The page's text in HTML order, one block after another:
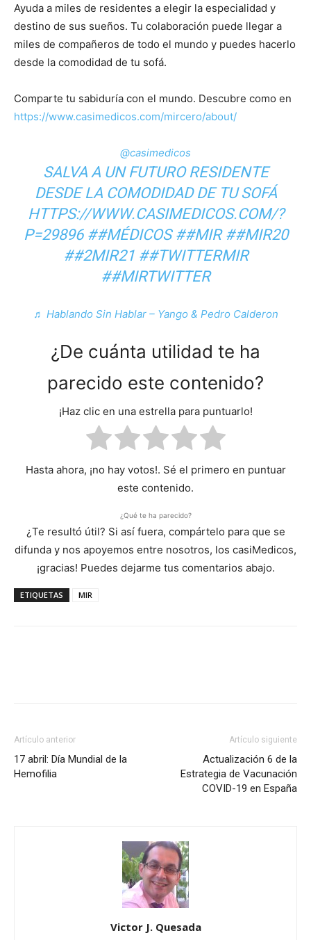
Ayuda a miles de residentes a elegir la especialidad y
destino de sus sueños. Tu colaboración puede llegar a
miles de compañeros de todo el mundo y puedes hacerlo
desde la comodidad de tu sofá.
Comparte tu sabiduría con el mundo. Descubre como en
https://www.casimedicos.com/mircero/about/
@casimedicos
SALVA A UN FUTURO RESIDENTE
DESDE LA COMODIDAD DE TU SOFÁ
HTTPS://WWW.CASIMEDICOS.COM/?
P=29896 ##MÉDICOS ##MIR ##MIR20
##2MIR21 ##TWITTERMIR
##MIRTWITTER
♬ Hablando Sin Hablar – Yango & Pedro Calderon
¿De cuánta utilidad te ha
parecido este contenido?
¡Haz clic en una estrella para puntuarlo!
Hasta ahora, ¡no hay votos!. Sé el primero en puntuar
este contenido.
¿Qué te ha parecido?
¿Te resultó útil? Si así fuera, compártelo para que se
difunda y nos apoyemos entre nosotros, los casiMedicos,
¡gracias! Puedes dejarme tus comentarios abajo.
ETIQUETAS MIR
Artículo anterior
17 abril: Día Mundial de la
Hemofilia
Artículo siguiente
Actualización 6 de la
Estrategia de Vacunación
COVID-19 en España
Victor J. Quesada